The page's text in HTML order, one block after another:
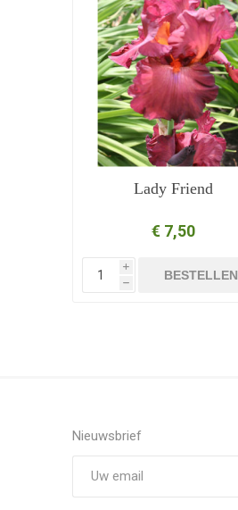
Lady Friend
€ 7,50
i
h
BESTELLEN
Nieuwsbrief